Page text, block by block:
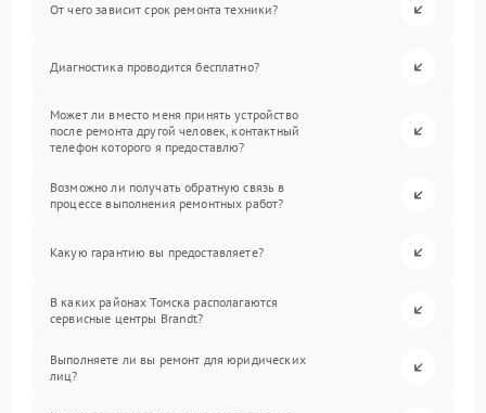
От чего зависит срок ремонта техники?
Диагностика проводится бесплатно?
Может ли вместо меня принять устройство
после ремонта другой человек, контактный
телефон которого я предоставлю?
Возможно ли получать обратную связь в
процессе выполнения ремонтных работ?
Какую гарантию вы предоставляете?
В каких районах Томска располагаются
сервисные центры Brandt?
Выполняете ли вы ремонт для юридических
лиц?